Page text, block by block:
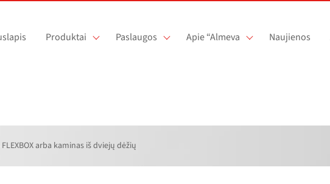
Produktai Paslaugos Apie “Almeva Naujienos
FLEXBOX arba kaminas iš dviejų dėžių